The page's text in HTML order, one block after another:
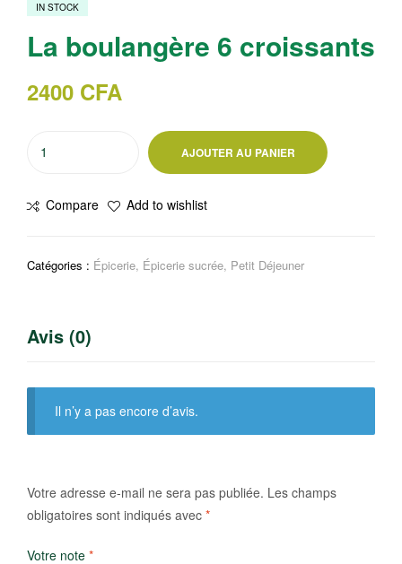
IN STOCK
La boulangère 6 croissants
2400 CFA
boulangère
AJOUTER AU PANIER
Compare Add to wishlist
Catégories : Épicerie, Épicerie sucrée, Petit Déjeuner
Avis (0)
Il n’y a pas encore d’avis.
Votre adresse e-mail ne sera pas publiée. Les champs
obligatoires sont indiqués avec *
Votre note *